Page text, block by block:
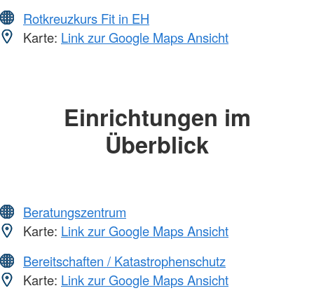
Rotkreuzkurs Fit in EH
Karte: Link zur Google Maps Ansicht
Einrichtungen im
Überblick
Beratungszentrum
Karte: Link zur Google Maps Ansicht
Bereitschaften / Katastrophenschutz
Karte: Link zur Google Maps Ansicht